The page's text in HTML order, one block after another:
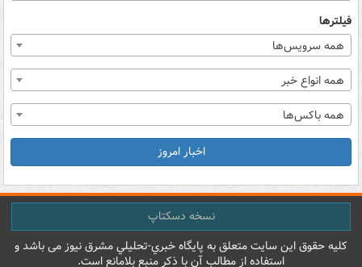
فیلترها
همه سرویس‌ها
همه انواع خبر
همه باکس‌ها
اخبار امروز
نسخه دسکتاپ
کليه حقوق اين سايت متعلق به پایگاه خبري-تحليلي مشرق نيوز می باشد و
استفاده از مطالب آن با ذکر منبع بلامانع است.